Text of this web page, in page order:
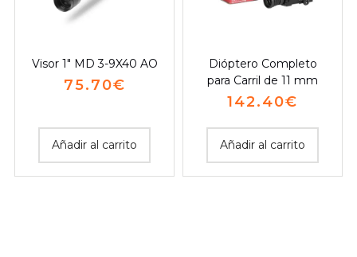
Visor 1″ MD 3-9X40 AO
75.70€
Añadir al carrito
Dióptero Completo
para Carril de 11 mm
142.40€
Añadir al carrito